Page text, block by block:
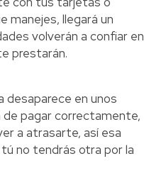
manejes, llegará un
volverán a confiar en
prestarán.
desaparece en unos
pagar correctamente,
a atrasarte, así esa
no tendrás otra por la